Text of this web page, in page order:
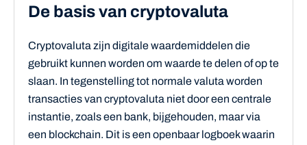
De basis van cryptovaluta
Cryptovaluta zijn digitale waardemiddelen die
gebruikt kunnen worden om waarde te delen of op te
slaan. In tegenstelling tot normale valuta worden
transacties van cryptovaluta niet door een centrale
instantie, zoals een bank, bijgehouden, maar via
een blockchain. Dit is een openbaar logboek waarin